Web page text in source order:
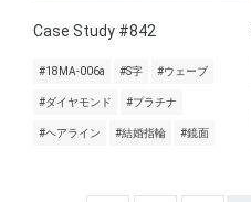
Case Study #842
#18MA-006a #S字 #ウェーブ
#ダイヤモンド #プラチナ
#ヘアライン #結婚指輪 #鏡面